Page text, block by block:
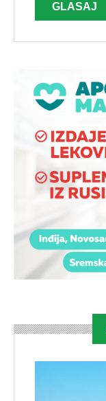
GLASAJ